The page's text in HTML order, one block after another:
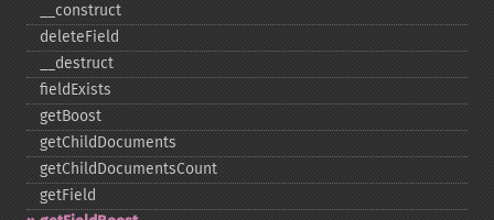
_​_​construct
deleteField
_​_​destruct
fieldExists
getBoost
getChildDocuments
getChildDocumentsCount
getField